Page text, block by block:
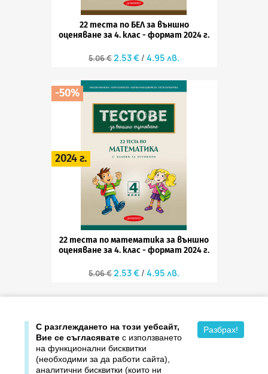
22 теста по БЕЛ за външно
оценяване за 4. клас - формат 2024 г.
5.06 €2.53 € 4.95 лв.
22 теста по математика за външно
оценяване за 4. клас - формат 2024 г.
5.06 €2.53 € 4.95 лв.
-50%
2024 г.
С разглеждането на този уебсайт,
Вие се съгласявате с използването
на функционални бисквитки
(необходими за да работи сайта),
аналитични бисквитки (които ни
Разбрах!